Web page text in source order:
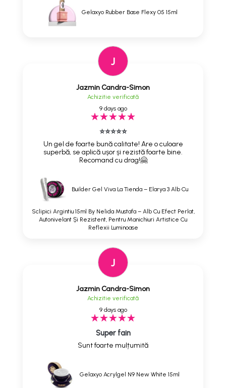
Gelaxyo Rubber Base Flexy 05 15ml
J
Jazmin Candra-Simon
Achizitie verificată
9 days ago
⭐⭐⭐⭐⭐
Un gel de foarte bună calitate! Are o culoare
superbă, se aplică ușor și rezistă foarte bine.
Recomand cu drag!🤗
Builder Gel Viva La Tienda – Elarya 3 Alb Cu
Sclipici Argintiu 15ml By Nelida Mustafa – Alb Cu Efect Perlat,
Autonivelant Și Rezistent, Pentru Manichiuri Artistice Cu
Reflexii Luminoase
J
Jazmin Candra-Simon
Achizitie verificată
9 days ago
Super fain
Sunt foarte mulțumită
Gelaxyo Acrylgel N9 New White 15ml